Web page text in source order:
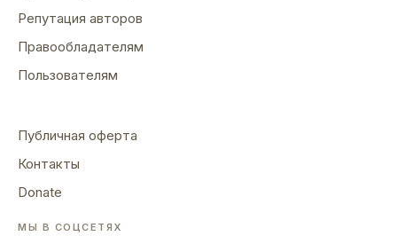
Репутация авторов
Правообладателям
Пользователям
Публичная оферта
Контакты
Donate
МЫ В СОЦСЕТЯХ